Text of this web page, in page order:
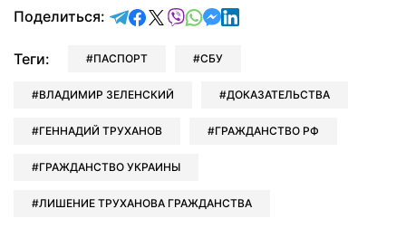
Поделиться: отправить в Telegram
поделиться в Facebook
поделиться в X
отправить в Viber
отправить в Whatsapp
отправить в Messenger
отправить в LinkedIn
Теги: ПАСПОРТ СБУ
ВЛАДИМИР ЗЕЛЕНСКИЙ ДОКАЗАТЕЛЬСТВА
ГЕННАДИЙ ТРУХАНОВ ГРАЖДАНСТВО РФ
ГРАЖДАНСТВО УКРАИНЫ
ЛИШЕНИЕ ТРУХАНОВА ГРАЖДАНСТВА